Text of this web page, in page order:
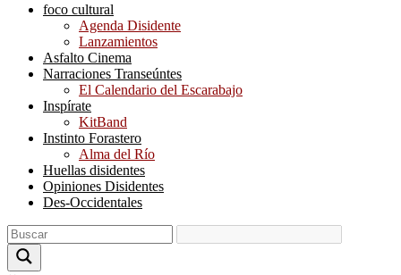
foco cultural
Agenda Disidente
Lanzamientos
Asfalto Cinema
Narraciones Transeúntes
El Calendario del Escarabajo
Inspírate
KitBand
Instinto Forastero
Alma del Río
Huellas disidentes
Opiniones Disidentes
Des-Occidentales